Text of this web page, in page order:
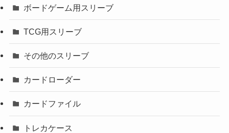
ボードゲーム用スリーブ
TCG用スリーブ
その他のスリーブ
カードローダー
カードファイル
トレカケース